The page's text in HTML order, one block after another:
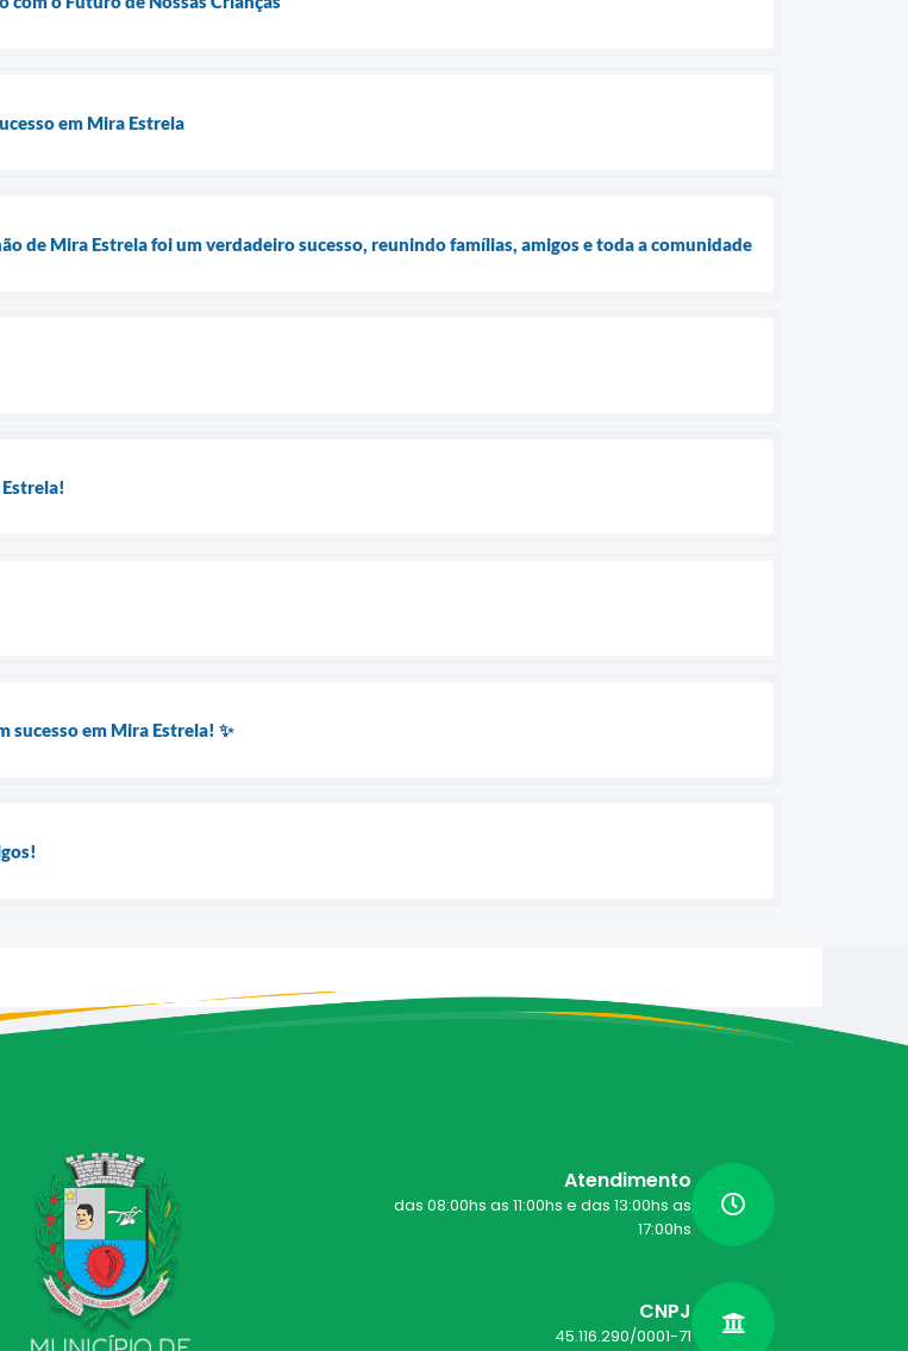
em Mira Estrela
de Mira Estrela foi um verdadeiro sucesso, reunindo famílias, amigos e toda a comunidade
sucesso em Mira Estrela! ✨
Atendimento
das 08:00hs as 11:00hs e das 13:00hs as
17:00hs
CNPJ
45.116.290/0001-71